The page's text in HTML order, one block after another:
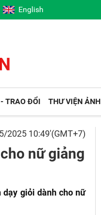
English
TRAO ĐỔI THƯ VIỆN ẢNH
2025 10:49'(GMT+7)
nữ giảng
dạy giỏi dành cho nữ